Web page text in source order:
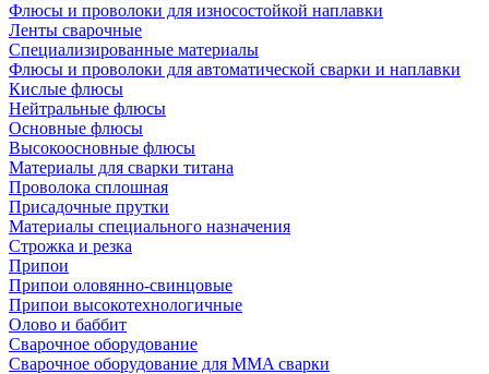
Флюсы и проволоки для износостойкой наплавки
Ленты сварочные
Специализированные материалы
Флюсы и проволоки для автоматической сварки и наплавки
Кислые флюсы
Нейтральные флюсы
Основные флюсы
Высокоосновные флюсы
Материалы для сварки титана
Проволока сплошная
Присадочные прутки
Материалы специального назначения
Строжка и резка
Припои
Припои оловянно-свинцовые
Припои высокотехнологичные
Олово и баббит
Сварочное оборудование
Сварочное оборудование для MMA сварки